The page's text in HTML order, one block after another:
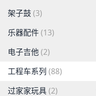
架子鼓(3)
乐器配件(13)
电子吉他(2)
工程车系列 (88)
过家家玩具(2)